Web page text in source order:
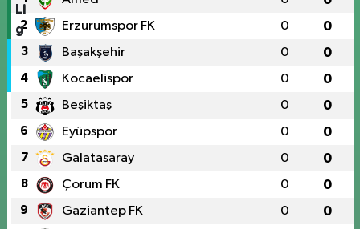
2 Erzurumspor FK 0 0
3 Başakşehir 0 0
4 Kocaelispor 0 0
5 Beşiktaş 0 0
6 Eyüpspor 0 0
7 Galatasaray 0 0
8 Çorum FK 0 0
9 Gaziantep FK 0 0